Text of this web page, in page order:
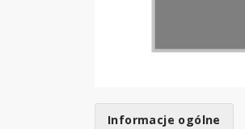
Informacje ogólne